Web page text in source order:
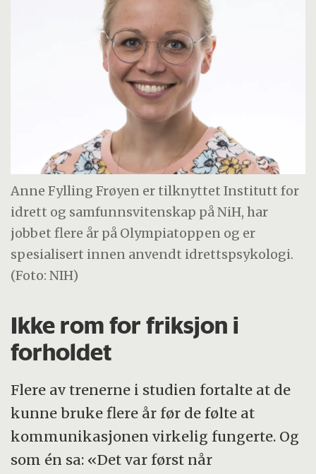
Anne Fylling Frøyen er tilknyttet Institutt for
idrett og samfunnsvitenskap på NiH, har
jobbet flere år på Olympiatoppen og er
spesialisert innen anvendt idrettspsykologi.
(Foto: NIH)
Ikke rom for friksjon i
forholdet
Flere av trenerne i studien fortalte at de
kunne bruke flere år før de følte at
kommunikasjonen virkelig fungerte. Og
som én sa: «Det var først når